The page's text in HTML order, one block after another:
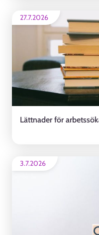
27.7.2026
Lättnader för
3.7.2026